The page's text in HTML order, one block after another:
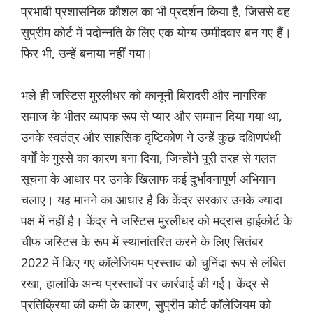
प्रभावी प्रशासनिक कौशल का भी प्रदर्शन किया है, जिससे वह
सुप्रीम कोर्ट में पदोन्नति के लिए एक योग्य उम्मीदवार बन गए हैं।
फिर भी, उन्हें बनाया नहीं गया।
भले ही जस्टिस मुरलीधर को कानूनी बिरादरी और नागरिक
समाज के भीतर व्यापक रूप से प्यार और सम्मान दिया गया था,
उनके स्वतंत्र और साहसिक दृष्टिकोण ने उन्हें कुछ दक्षिणपंथी
वर्गों के गुस्से का कारण बना दिया, जिन्होंने पूरी तरह से गलत
सूचना के आधार पर उनके खिलाफ कई दुर्भावनापूर्ण अभियान
चलाए। यह मानने का आधार है कि केंद्र सरकार उनके ज्यादा
पक्ष में नहीं है। केंद्र ने जस्टिस मुरलीधर को मद्रास हाईकोर्ट के
चीफ जस्टिस के रूप में स्थानांतरित करने के लिए सितंबर
2022 में किए गए कॉलेजियम प्रस्ताव को चुनिंदा रूप से लंबित
रखा, हालांकि अन्य प्रस्तावों पर कार्रवाई की गई। केंद्र से
प्रतिक्रिया की कमी के कारण, सुप्रीम कोर्ट कॉलेजियम को